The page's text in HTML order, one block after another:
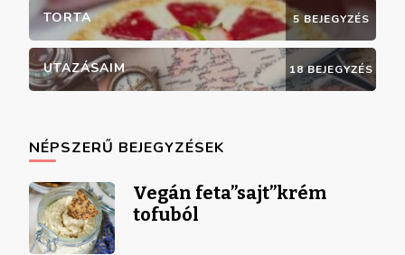
TORTA 5 BEJEGYZÉS
UTAZÁSAIM 18 BEJEGYZÉS
NÉPSZERŰ BEJEGYZÉSEK
Vegán feta”sajt”krém
tofuból